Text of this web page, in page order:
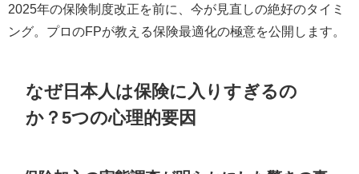
2025年の保険制度改正を前に、今が見直しの絶好のタイミ
ング。プロのFPが教える保険最適化の極意を公開します。
なぜ日本人は保険に入りすぎるの
か？5つの心理的要因